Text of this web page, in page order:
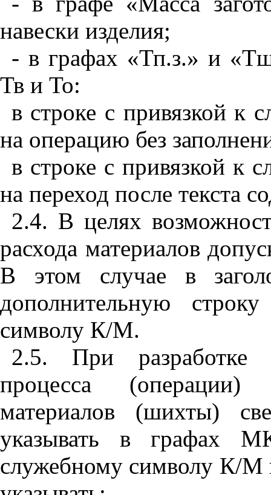
навески изделия;
- в графах «Тп.з.» и
Тв и То:
в строке с привязкой к
на операцию без
в строке с привязкой к
на переход после текста
2.4. В целях
расхода материалов
В этом случае в
дополнительную
символу К/М.
2.5. При разработке
процесса (операции)
материалов (шихты)
указывать в графах
служебному символу К/М